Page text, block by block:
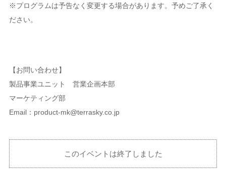
※プログラムは予告なく変更する場合があります。予めご了承く
ださい。
【お問い合わせ】
製品事業ユニット 営業企画本部
マーケティング部
Email：product-mk@terrasky.co.jp
このイベントは終了しました